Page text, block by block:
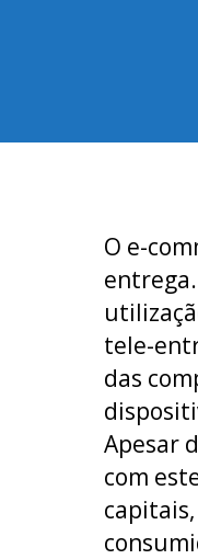
O e-
entrega
tele-
das
Apesar
com